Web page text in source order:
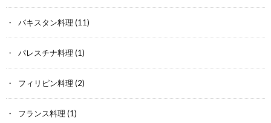
パキスタン料理 (11)
パレスチナ料理 (1)
フィリピン料理 (2)
フランス料理 (1)